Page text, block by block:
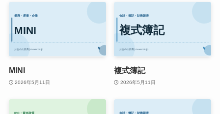
MINI
2026年5月11日
複式簿記
2026年5月11日